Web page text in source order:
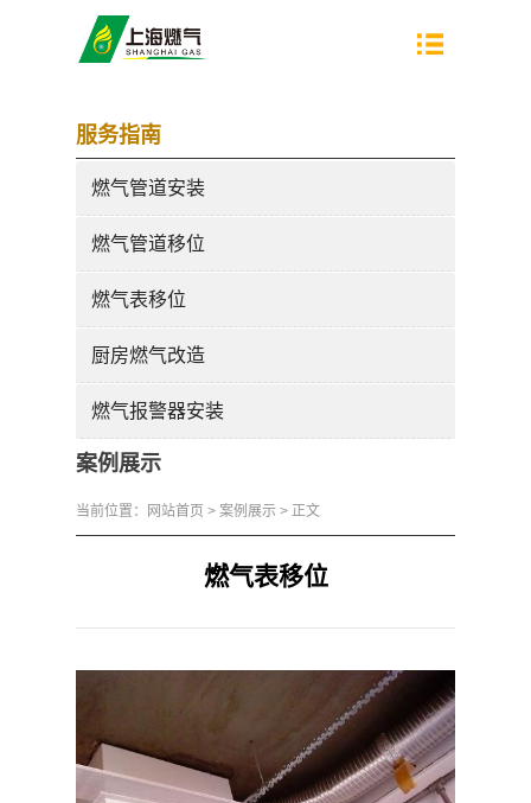
服务指南
燃气管道安装
燃气管道移位
燃气表移位
厨房燃气改造
燃气报警器安装
案例展示
当前位置： 网站首页 > 案例展示 > 正文
燃气表移位